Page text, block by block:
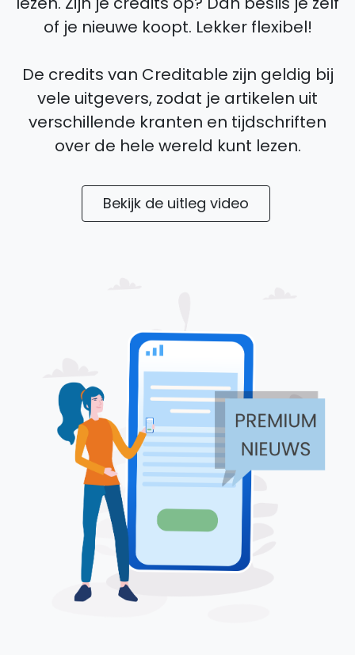
of je nieuwe koopt. Lekker flexibel!
De credits van Creditable zijn geldig bij
vele uitgevers, zodat je artikelen uit
verschillende kranten en tijdschriften
over de hele wereld kunt lezen.
Bekijk de uitleg video